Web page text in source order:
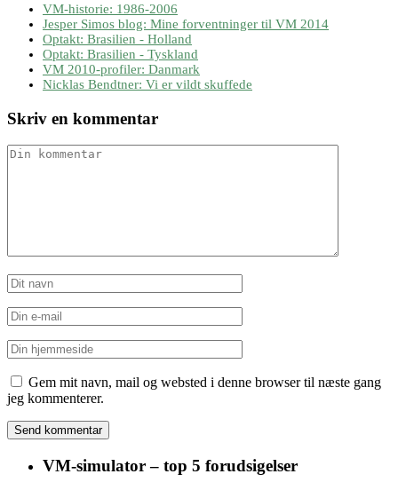
VM-historie: 1986-2006
Jesper Simos blog: Mine forventninger til VM 2014
Optakt: Brasilien - Holland
Optakt: Brasilien - Tyskland
VM 2010-profiler: Danmark
Nicklas Bendtner: Vi er vildt skuffede
Skriv en kommentar
Gem mit navn, mail og websted i denne browser til næste gang
jeg kommenterer.
VM-simulator – top 5 forudsigelser